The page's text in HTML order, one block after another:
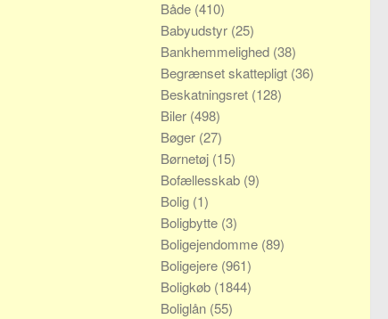
Både (410)
Babyudstyr (25)
Bankhemmelighed (38)
Begrænset skattepligt (36)
Beskatningsret (128)
Biler (498)
Bøger (27)
Børnetøj (15)
Bofællesskab (9)
Bolig (1)
Boligbytte (3)
Boligejendomme (89)
Boligejere (961)
Boligkøb (1844)
Boliglån (55)